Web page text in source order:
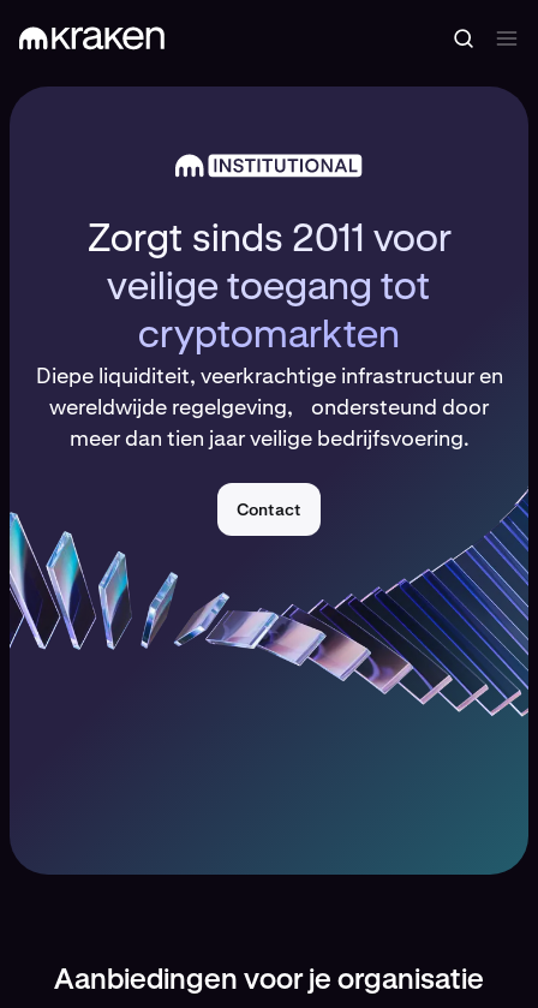
Zorgt sinds 2011 voor
veilige toegang tot
cryptomarkten
Diepe liquiditeit, veerkrachtige infrastructuur en
wereldwijde regelgeving, ondersteund door
meer dan tien jaar veilige bedrijfsvoering.
Contact
Aanbiedingen voor je organisatie